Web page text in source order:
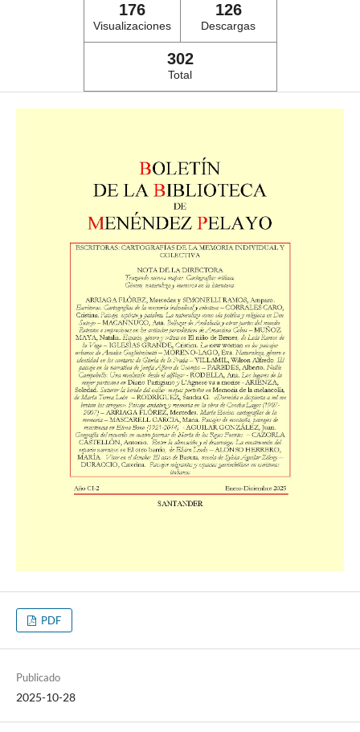
176
Visualizaciones
126
Descargas
302
Total
PDF
Publicado
2025-10-28